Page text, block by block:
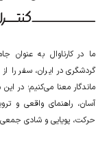
ما در کارناوال به عنوان
گردشگری در ایران، سفر را
ماندگار معنا می‌کنیم؛ در
آسان، راهنمای واقعی و
حرکت، پویایی و شادی جمعی